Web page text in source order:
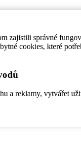
zajistili správné
cookies, které
a reklamy, vytvářet